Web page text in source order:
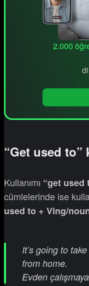
2.000
“Get used to”
Kullanımı “get used
cümlelerinde ise
used to + Ving/
It’s going to
from home.
Evden